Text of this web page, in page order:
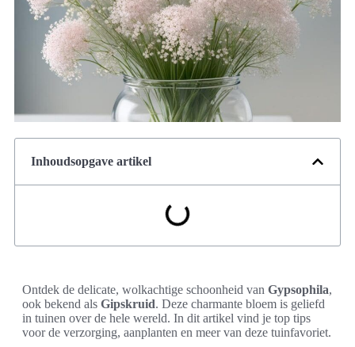
Inhoudsopgave artikel
Ontdek de delicate, wolkachtige schoonheid van Gypsophila,
ook bekend als Gipskruid. Deze charmante bloem is geliefd
in tuinen over de hele wereld. In dit artikel vind je top tips
voor de verzorging, aanplanten en meer van deze tuinfavoriet.